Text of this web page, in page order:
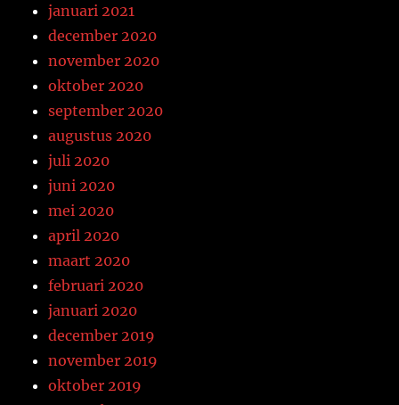
januari 2021
december 2020
november 2020
oktober 2020
september 2020
augustus 2020
juli 2020
juni 2020
mei 2020
april 2020
maart 2020
februari 2020
januari 2020
december 2019
november 2019
oktober 2019